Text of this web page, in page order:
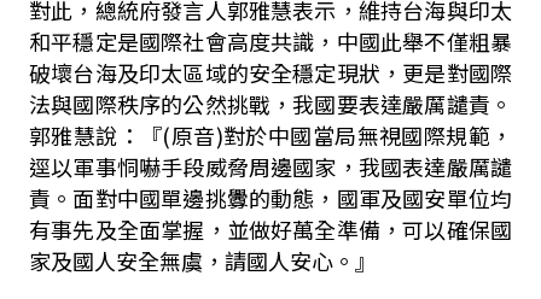
對此，總統府發言人郭雅慧表示， 維持台海與印太
和平穩定是國際社會高度共識，中國此舉不僅粗暴
破壞台海及印太區域的安全穩定現狀，更是對國際
法與國際秩序的公然挑戰，我國要表達嚴厲譴責。
郭雅慧說：『(原音)對於中國當局無視國際規範，
逕以軍事恫嚇手段威脅周邊國家，我國表達嚴厲譴
責。面對中國單邊挑釁的動態，國軍及國安單位均
有事先及全面掌握，並做好萬全準備，可以確保國
家及國人安全無虞，請國人安心。』